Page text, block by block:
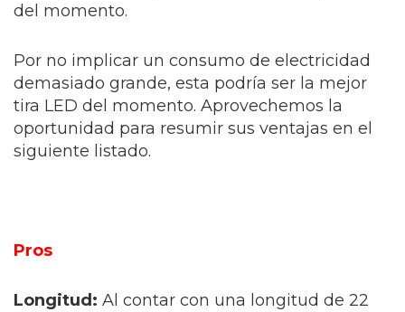
del momento.
Por no implicar un consumo de electricidad
demasiado grande, esta podría ser la mejor
tira LED del momento. Aprovechemos la
oportunidad para resumir sus ventajas en el
siguiente listado.
Pros
Longitud: Al contar con una longitud de 22